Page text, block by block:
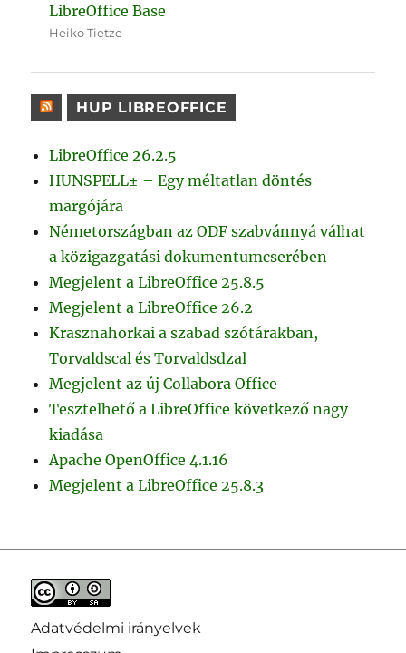
LibreOffice Base
Heiko Tietze
HUP LIBREOFFICE
LibreOffice 26.2.5
HUNSPELL± – Egy méltatlan döntés
margójára
Németországban az ODF szabvánnyá válhat
a közigazgatási dokumentumcserében
Megjelent a LibreOffice 25.8.5
Megjelent a LibreOffice 26.2
Krasznahorkai a szabad szótárakban,
Torvaldscal és Torvaldsdzal
Megjelent az új Collabora Office
Tesztelhető a LibreOffice következő nagy
kiadása
Apache OpenOffice 4.1.16
Megjelent a LibreOffice 25.8.3
Adatvédelmi irányelvek